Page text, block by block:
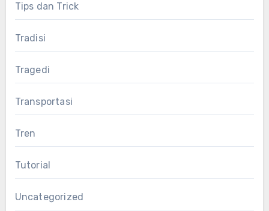
Tips dan Trick
Tradisi
Tragedi
Transportasi
Tren
Tutorial
Uncategorized